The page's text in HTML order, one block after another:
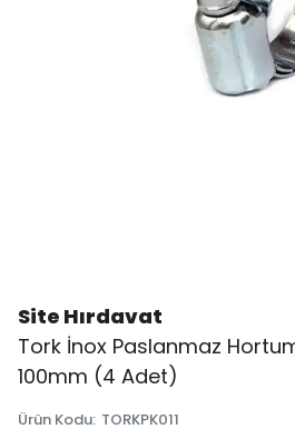
Site Hırdavat
Tork İnox Paslanmaz
100mm (4 Adet)
Ürün Kodu: TORKPK011